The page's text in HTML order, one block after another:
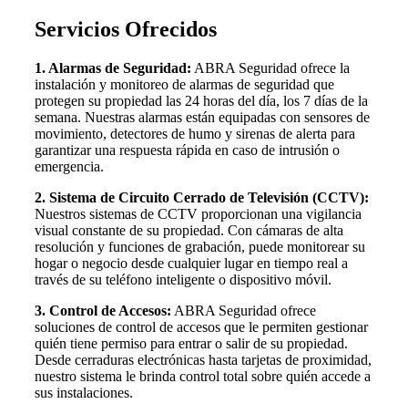
Servicios Ofrecidos
1. Alarmas de Seguridad: ABRA Seguridad ofrece la
instalación y monitoreo de alarmas de seguridad que
protegen su propiedad las 24 horas del día, los 7 días de la
semana. Nuestras alarmas están equipadas con sensores de
movimiento, detectores de humo y sirenas de alerta para
garantizar una respuesta rápida en caso de intrusión o
emergencia.
2. Sistema de Circuito Cerrado de Televisión (CCTV):
Nuestros sistemas de CCTV proporcionan una vigilancia
visual constante de su propiedad. Con cámaras de alta
resolución y funciones de grabación, puede monitorear su
hogar o negocio desde cualquier lugar en tiempo real a
través de su teléfono inteligente o dispositivo móvil.
3. Control de Accesos: ABRA Seguridad ofrece
soluciones de control de accesos que le permiten gestionar
quién tiene permiso para entrar o salir de su propiedad.
Desde cerraduras electrónicas hasta tarjetas de proximidad,
nuestro sistema le brinda control total sobre quién accede a
sus instalaciones.